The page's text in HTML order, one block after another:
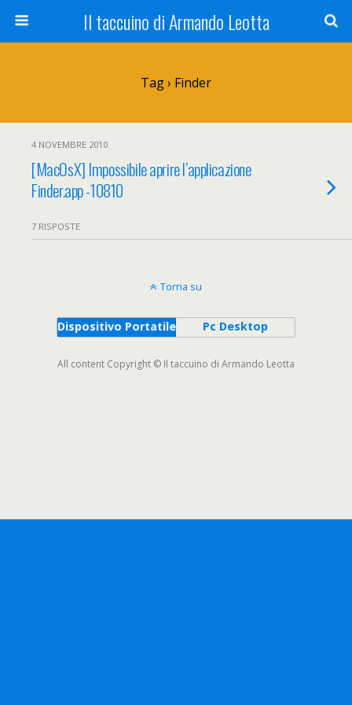
Il taccuino di Armando Leotta
Tag › Finder
4 NOVEMBRE 2010
[MacOsX] Impossibile aprire l’applicazione
Finder.app -10810
7 RISPOSTE
Torna su
Dispositivo Portatile Pc Desktop
All content Copyright © Il taccuino di Armando Leotta